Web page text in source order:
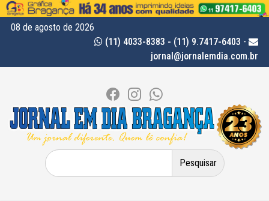
08 de agosto de 2026
(11) 4033-8383 - (11) 9.7417-6403 -
jornal@jornalemdia.com.br
Pesquisar
por: